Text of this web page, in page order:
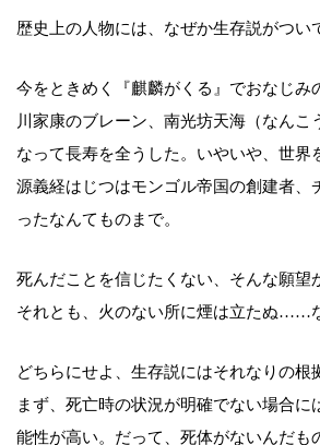
歴史上の人物には、なぜか生存説がつい
今をときめく『麒麟がくる』でおなじみ
川家康のブレーン、南光坊天海（なんこ
なって長寿を全うした。いやいや、世界
源義経はじつはモンゴル帝国の創建者、
ったなんてものまで。
死んだことを信じたくない、そんな願望
それとも、火のない所に煙は立たぬ……
どちらにせよ、生存説にはそれなりの根
まず、死亡時の状況が明確でない場合に
能性が高い。だって、死体がないんだも